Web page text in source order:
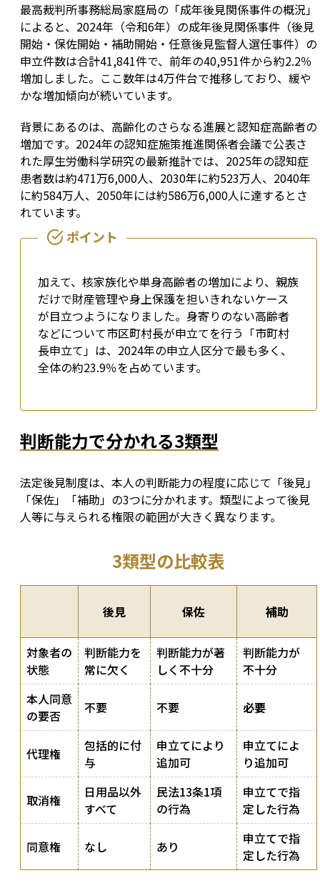
最高裁判所事務総局家庭局の「成年後見関係事件の概況」
によると、2024年（令和6年）の成年後見関係事件（後見
開始・保佐開始・補助開始・任意後見監督人選任事件）の
申立件数は合計41,841件で、前年の40,951件から約2.2％
増加しました。ここ数年は4万件台で推移しており、緩や
かな増加傾向が続いています。
背景にあるのは、高齢化のさらなる進展と認知症高齢者の
増加です。2024年の認知症施策推進関係者会議で公表さ
れた厚生労働科学研究の最新推計では、2025年の認知症
患者数は約471万6,000人、2030年に約523万人、2040年
に約584万人、2050年には約586万6,000人に達するとさ
れています。
加えて、核家族化や単身高齢者の増加により、親族
だけで財産管理や身上保護を担いきれないケース
が目立つようになりました。身寄りのない高齢者
などについて市区町村長が申立てを行う「市町村
長申立て」は、2024年の申立人区分で最も多く、
全体の約23.9％を占めています。
判断能力で分かれる3類型
法定後見制度は、本人の判断能力の程度に応じて「後見」
「保佐」「補助」の3つに分かれます。類型によって後見
人等に与えられる権限の範囲が大きく異なります。
後見 保佐 補助
対象者の
状態
判断能力を
常に欠く
判断能力が著
しく不十分
判断能力が
不十分
本人同意
の要否
不要 不要 必要
代理権
包括的に付
与
申立てにより
追加可
申立てによ
り追加可
取消権
日用品以外
すべて
民法13条1項
の行為
申立てで指
定した行為
同意権 なし あり
申立てで指
定した行為
3類型の比較表